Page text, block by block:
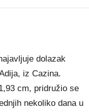
dolazak
iz Cazina.
cm, pridružio se
nekoliko dana u